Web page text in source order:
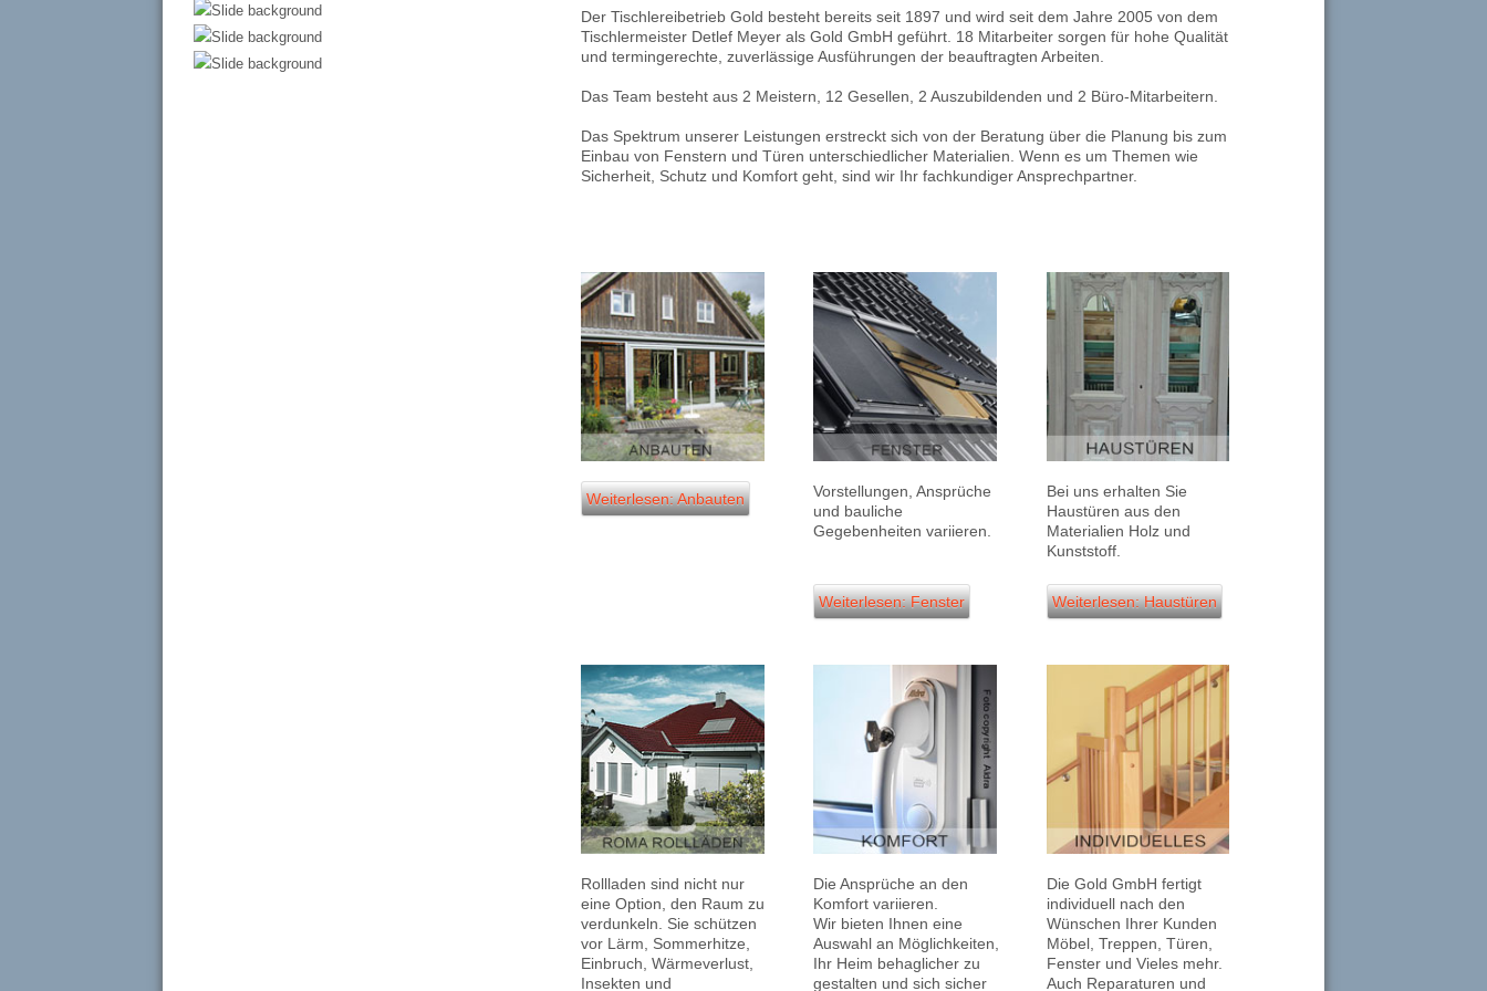
Der Tischlereibetrieb Gold besteht bereits seit 1897 und wird seit dem Jahre 2005 von dem
Tischlermeister Detlef Meyer als Gold GmbH geführt. 18 Mitarbeiter sorgen für hohe Qualität
und termingerechte, zuverlässige Ausführungen der beauftragten Arbeiten.
Das Team besteht aus 2 Meistern, 12 Gesellen, 2 Auszubildenden und 2 Büro-Mitarbeitern.
Das Spektrum unserer Leistungen erstreckt sich von der Beratung über die Planung bis zum
Einbau von Fenstern und Türen unterschiedlicher Materialien. Wenn es um Themen wie
Sicherheit, Schutz und Komfort geht, sind wir Ihr fachkundiger Ansprechpartner.
Weiterlesen: Anbauten
Vorstellungen, Ansprüche
und bauliche
Gegebenheiten variieren.
Weiterlesen: Fenster
Bei uns erhalten Sie
Haustüren aus den
Materialien Holz und
Kunststoff.
Weiterlesen: Haustüren
Rollladen sind nicht nur
eine Option, den Raum zu
verdunkeln. Sie schützen
vor Lärm, Sommerhitze,
Einbruch, Wärmeverlust,
Insekten und
Die Ansprüche an den
Komfort variieren.
Wir bieten Ihnen eine
Auswahl an Möglichkeiten,
Ihr Heim behaglicher zu
gestalten und sich sicher
Die Gold GmbH fertigt
individuell nach den
Wünschen Ihrer Kunden
Möbel, Treppen, Türen,
Fenster und Vieles mehr.
Auch Reparaturen und